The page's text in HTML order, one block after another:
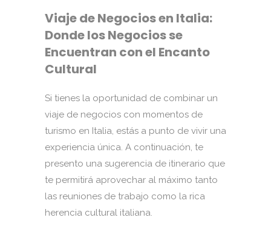
Viaje de Negocios en Italia:
Donde los Negocios se
Encuentran con el Encanto
Cultural
Si tienes la oportunidad de combinar un
viaje de negocios con momentos de
turismo en Italia, estás a punto de vivir una
experiencia única. A continuación, te
presento una sugerencia de itinerario que
te permitirá aprovechar al máximo tanto
las reuniones de trabajo como la rica
herencia cultural italiana.